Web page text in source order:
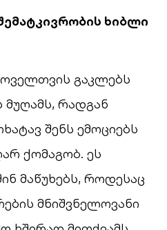
ხიბლი
გაკლებს
რადგან
შენს ემოციებს
ქომაგობ. ეს
მაწუხებს, როდესაც
მნიშვნელოვანი